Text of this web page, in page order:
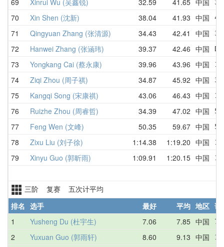
70 Xin Shen (沈新) 38.04 41.93 中国
71 Qingyuan Zhang (张清源) 34.43 42.41 中国
72 Hanwei Zhang (张涵玮) 39.37 42.46 中国
73 Yongkang Cai (蔡永康) 39.96 43.96 中国
74 Ziqi Zhou (周子祺) 34.87 45.92 中国
75 Kangqi Song (宋康祺) 43.06 46.43 中国
76 Ruizhe Zhou (周睿哲) 34.39 47.02 中国
77 Feng Wen (文峰) 50.35 59.67 中国
78 Zixu Liu (刘子徐) 1:14.38 1:19.20 中国
79 Xinyu Guo (郭昕雨) 1:09.91 1:20.15 中国
三阶 复赛 五次计平均
排名 选手 最好 平均 地区 详
1
Yusheng Du (杜宇生) 7.06 7.85 中国
2 Yuxuan Guo (郭雨轩) 8.60 9.13 中国